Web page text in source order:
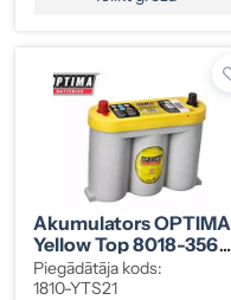
Akumulators OPTIMA
Yellow Top 8018-356
55 Ah
Piegādātāja kods:
1810-YTS21